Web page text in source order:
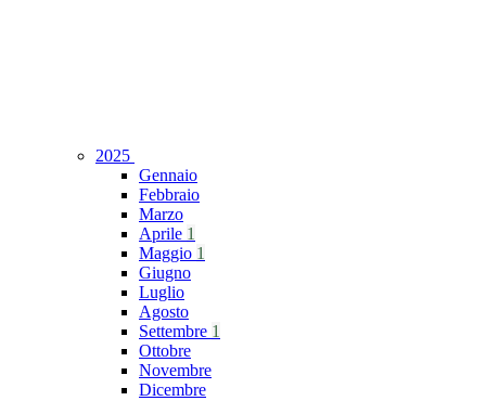
2025
Gennaio
Febbraio
Marzo
Aprile 1
Maggio 1
Giugno
Luglio
Agosto
Settembre 1
Ottobre
Novembre
Dicembre